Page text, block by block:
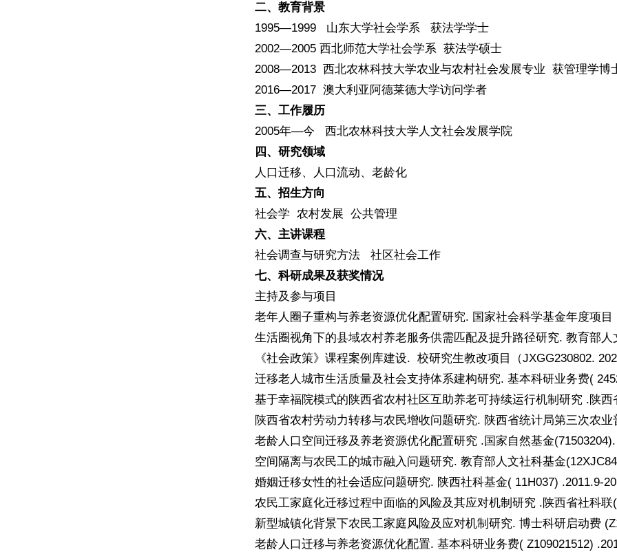
二、教育背景
1995—1999 山东大学社会学系 获法学学士
2002—2005 西北师范大学社会学系 获法学硕士
2008—2013 西北农林科技大学农业与农村社会发展专业 获管理学博
2016—2017 澳大利亚阿德莱德大学访问学者
三、工作履历
2005年—今 西北农林科技大学人文社会发展学院
四、研究领域
人口迁移、人口流动、老龄化
五、招生方向
社会学 农村发展 公共管理
六、主讲课程
社会调查与研究方法 社区社会工作
七、科研成果及获奖情况
主持及参与项目
老年人圈子重构与养老资源优化配置研究. 国家社会科学基金年度项目
生活圈视角下的县域农村养老服务供需匹配及提升路径研究. 教育部
《社会政策》课程案例库建设. 校研究生教改项目（JXGG230802.
迁移老人城市生活质量及社会支持体系建构研究. 基本科研业务费(
基于幸福院模式的陕西省农村社区互助养老可持续运行机制研究 .陕
陕西省农村劳动力转移与农民增收问题研究. 陕西省统计局第三次农
老龄人口空间迁移及养老资源优化配置研究 .国家自然基金
空间隔离与农民工的城市融入问题研究. 教育部人文社科基金
婚姻迁移女性的社会适应问题研究. 陕西社科基金( 11H037) .2011.9-
农民工家庭化迁移过程中面临的风险及其应对机制研究 .陕西省社科联
新型城镇化背景下农民工家庭风险及应对机制研究. 博士科研启动费
老龄人口迁移与养老资源优化配置. 基本科研业务费( Z109021512)